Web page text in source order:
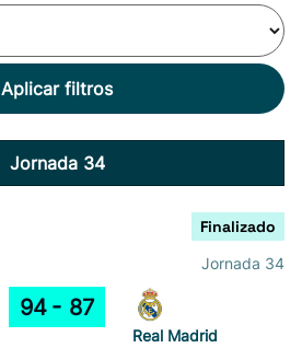
Aplicar filtros
Jornada 34
Finalizado
Jornada 34
94 87
Real Madrid